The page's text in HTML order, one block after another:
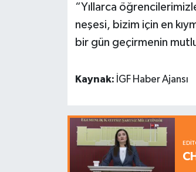
“Yıllarca
neşesi, bizim için en
bir gün geçirmenin
Kaynak: İGF Haber Ajansı